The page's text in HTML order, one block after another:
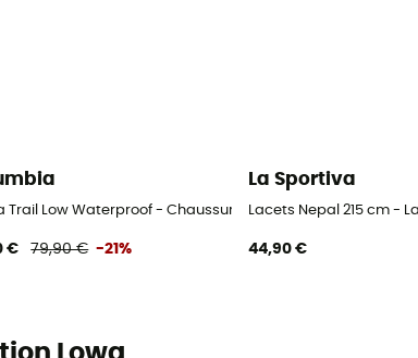
Trail Low Waterproof - Chaussures randonnée femme
€ 79,90 € -21%
La Sportiva
Lacets Nepal 215 cm -
44,90 €